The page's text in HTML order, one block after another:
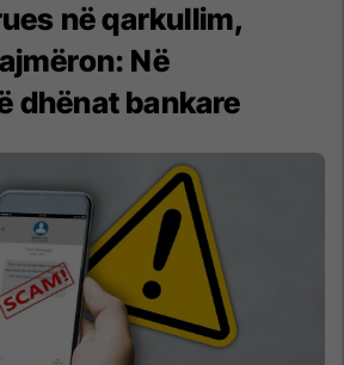
në qarkullim,
Në
dhënat bankare